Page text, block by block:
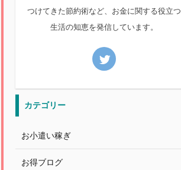
つけてきた節約術など、お金に関する役立つ
生活の知恵を発信しています。
カテゴリー
お小遣い稼ぎ
お得ブログ